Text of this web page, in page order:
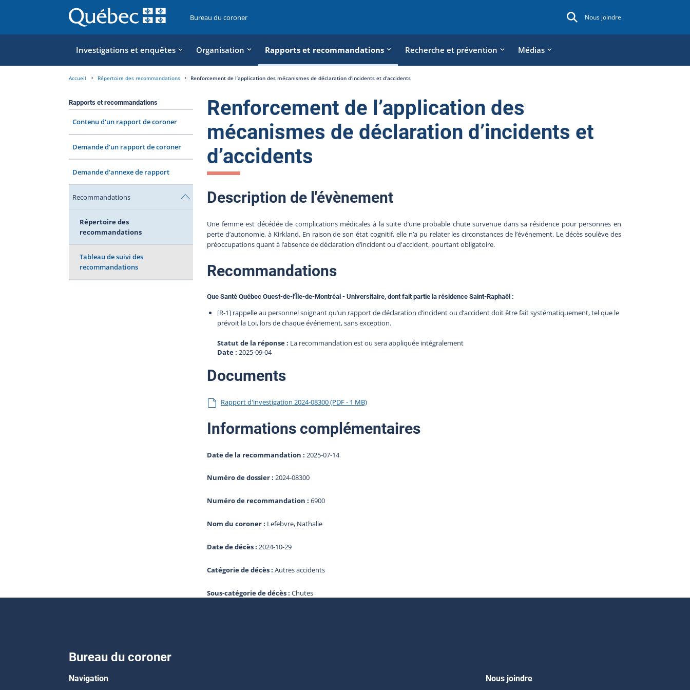
Bureau du coroner Nous joindre
Investigations et enquêtes Organisation Rapports et recommandations Recherche et prévention Médias
Accueil Répertoire des recommandations Renforcement de l’application des mécanismes de déclaration d’incidents et d’accidents
Rapports et recommandations
Contenu d'un rapport de coroner
Demande d'un rapport de coroner
Demande d'annexe de rapport
Recommandations
Répertoire des
recommandations
Tableau de suivi des
recommandations
Renforcement de l’application des
mécanismes de déclaration d’incidents et
d’accidents
Description de l'évènement
Une femme est décédée de complications médicales à la suite d’une probable chute survenue dans sa résidence pour personnes en
perte d’autonomie, à Kirkland. En raison de son état cognitif, elle n’a pu relater les circonstances de l’événement. Le décès soulève des
préoccupations quant à l’absence de déclaration d’incident ou d'accident, pourtant obligatoire.
Recommandations
Que Santé Québec Ouest-de-l'Île-de-Montréal - Universitaire, dont fait partie la résidence Saint-Raphaël :
[R-1] rappelle au personnel soignant qu’un rapport de déclaration d’incident ou d’accident doit être fait systématiquement, tel que le
prévoit la Loi, lors de chaque événement, sans exception.
Statut de la réponse : La recommandation est ou sera appliquée intégralement
Date :2025-09-04
Documents
Rapport d'investigation 2024-08300 (PDF - 1 MB)
Informations complémentaires
Date de la recommandation : 2025-07-14
Numéro de dossier :2024-08300
Numéro de recommandation :6900
Nom du coroner : Lefebvre, Nathalie
Date de décès :2024-10-29
Catégorie de décès :Autres accidents
Sous-catégorie de décès :Chutes
Bureau du coroner
Navigation Nous joindre